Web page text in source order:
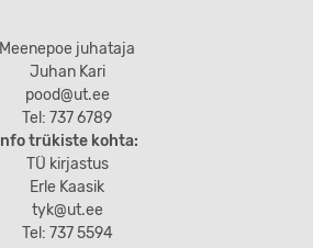
Meenepoe juhataja
Juhan Kari
pood@ut.ee
Tel: 737 6789
Info trükiste kohta:
TÜ kirjastus
Erle Kaasik
tyk@ut.ee
Tel: 737 5594